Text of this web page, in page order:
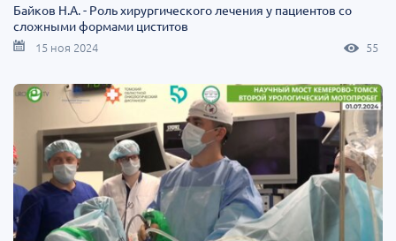
Байков Н.А. - Роль хирургического лечения у пациентов со
сложными формами циститов
15 ноя 2024 55